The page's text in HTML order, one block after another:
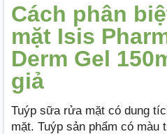
Cách phân
mặt Isis
Derm Gel
giả
Tuýp sữa rửa mặt có dung
mặt. Tuýp sản phẩm có màu